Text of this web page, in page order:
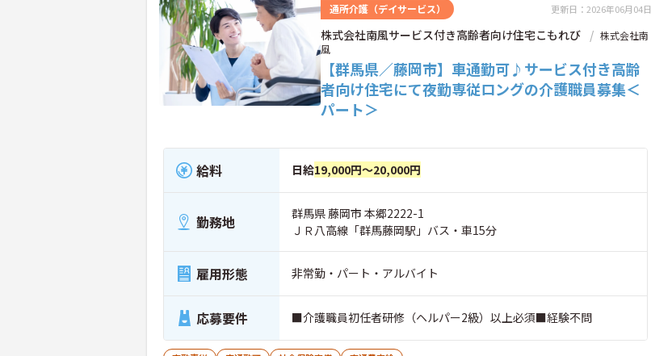
通所介護（デイサービス） 更新日：2026年06月04日
株式会社南風サービス付き高齢者向け住宅こもれび
株式会社南
風
【群馬県／藤岡市】車通勤可♪サービス付き高齢
者向け住宅にて夜勤専従ロングの介護職員募集＜
パート＞
給料 日給19,000円～20,000円
勤務地
群馬県 藤岡市 本郷2222-1
ＪＲ八高線「群馬藤岡駅」バス・車15分
雇用形態 非常勤・パート・アルバイト
応募要件 ■介護職員初任者研修（ヘルパー2級）以上必須■経験不問